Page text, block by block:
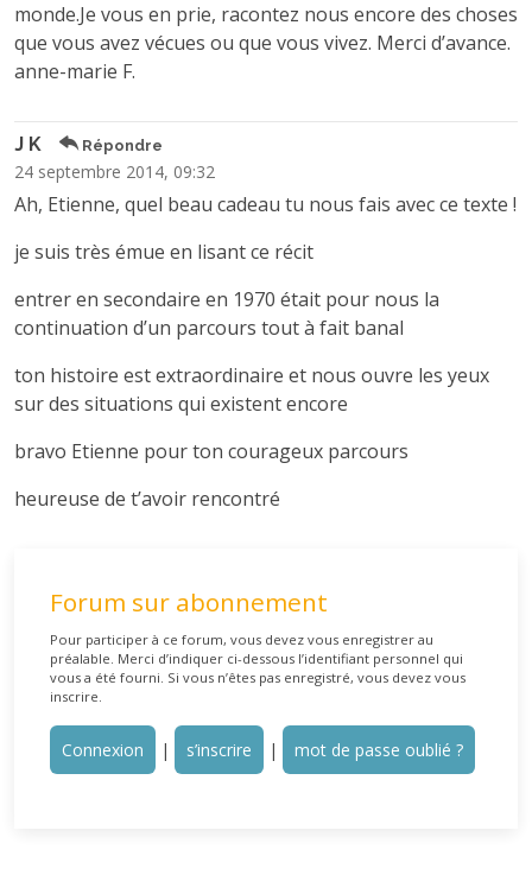
monde.Je vous en prie, racontez nous encore des choses
que vous avez vécues ou que vous vivez. Merci d’avance.
anne-marie F.
J K Répondre
24 septembre 2014, 09:32
Ah, Etienne, quel beau cadeau tu nous fais avec ce texte !
je suis très émue en lisant ce récit
entrer en secondaire en 1970 était pour nous la
continuation d’un parcours tout à fait banal
ton histoire est extraordinaire et nous ouvre les yeux
sur des situations qui existent encore
bravo Etienne pour ton courageux parcours
heureuse de t’avoir rencontré
Forum sur abonnement
Pour participer à ce forum, vous devez vous enregistrer au
préalable. Merci d’indiquer ci-dessous l’identifiant personnel qui
vous a été fourni. Si vous n’êtes pas enregistré, vous devez vous
inscrire.
Connexion | s’inscrire | mot de passe oublié ?